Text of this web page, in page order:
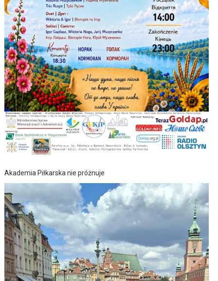
Akademia Piłkarska nie próżnuje